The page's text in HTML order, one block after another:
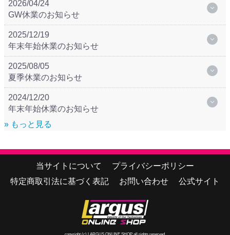
2026/04/24
GW休業のお知らせ
2025/12/19
年末年始休業のお知らせ
2025/08/05
夏季休業のお知らせ
2024/12/20
年末年始休業のお知らせ
» もっと見る
当サイトについて
プライバシーポリシー
特定商取引法に基づく表記
お問い合わせ 公式サイト